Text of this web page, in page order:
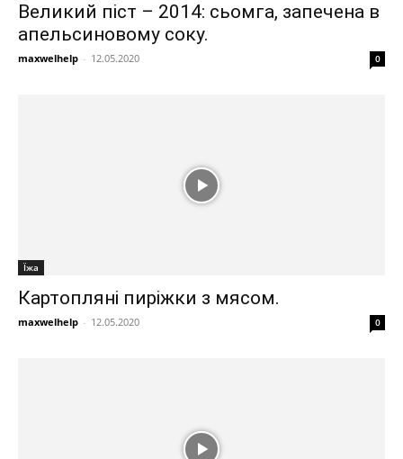
Великий піст – 2014: сьомга, запечена в
апельсиновому соку.
maxwelhelp - 12.05.2020 0
Їжа
Картопляні пиріжки з мясом.
maxwelhelp - 12.05.2020 0